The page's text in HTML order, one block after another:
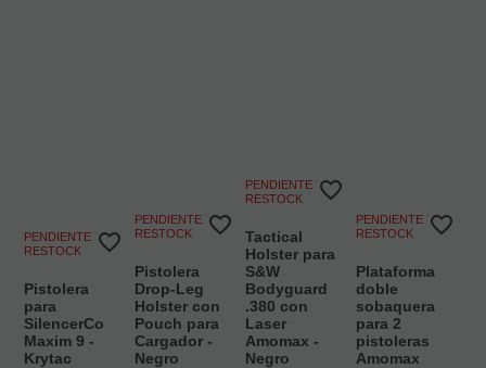
PENDIENTE DE
RESTOCK
Pistolera
para
SilencerCo
Maxim 9 -
Krytac
PENDIENTE DE
RESTOCK
Pistolera
Drop-Leg
Holster con
Pouch para
Cargador -
Negro
PENDIENTE DE
RESTOCK
Tactical
Holster para
S&W
Bodyguard
.380 con
Laser
Amomax -
Negro
PENDIENTE DE
RESTOCK
Plataforma
doble
sobaquera
para 2
pistoleras
Amomax